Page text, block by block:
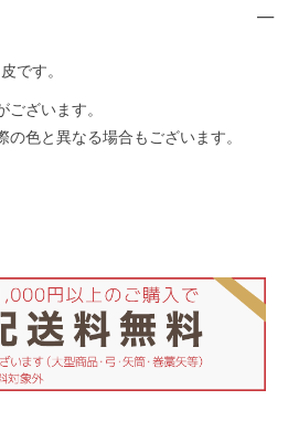
です。
ざいます。
色と異なる場合もございます。